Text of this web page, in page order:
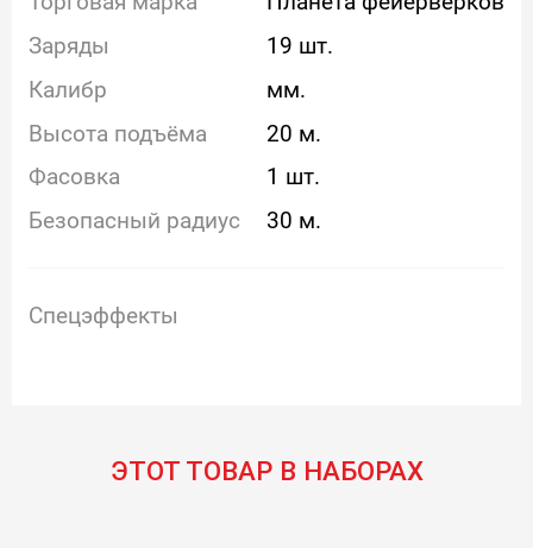
Заряды
19 шт.
Калибр
мм.
Высота подъёма
20 м.
Фасовка
1 шт.
Безопасный радиус
30 м.
Спецэффекты
ЭТОТ ТОВАР В НАБОРАХ